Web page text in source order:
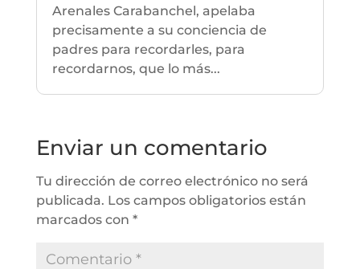
Arenales Carabanchel, apelaba
precisamente a su conciencia de
padres para recordarles, para
recordarnos, que lo más...
Enviar un comentario
Tu dirección de correo electrónico no será
publicada. Los campos obligatorios están
marcados con *